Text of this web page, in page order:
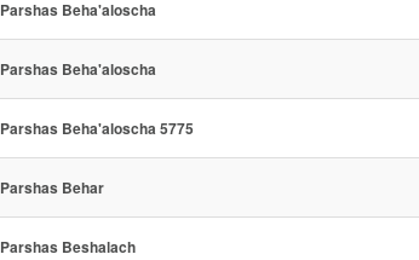
Parshas Beha'aloscha
Parshas Beha'aloscha
Parshas Beha'aloscha 5775
Parshas Behar
Parshas Beshalach